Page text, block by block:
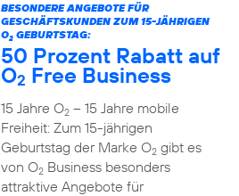
BESONDERE ANGEBOTE FÜR
GESCHÄFTSKUNDEN ZUM 15-JÄHRIGEN
O2GEBURTSTAG:
50 Prozent Rabatt auf
O2 Free Business
15 Jahre O2– 15 Jahre mobile
Freiheit: Zum 15-jährigen
Geburtstag der Marke O2gibt es
von O2Business besonders
attraktive Angebote für